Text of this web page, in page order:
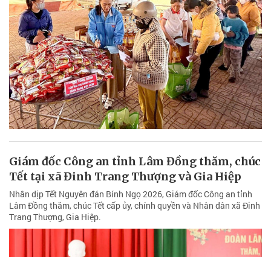
Giám đốc Công an tỉnh Lâm Đồng thăm, chúc
Tết tại xã Đinh Trang Thượng và Gia Hiệp
Nhân dịp Tết Nguyên đán Bính Ngọ 2026, Giám đốc Công an tỉnh
Lâm Đồng thăm, chúc Tết cấp ủy, chính quyền và Nhân dân xã Đinh
Trang Thượng, Gia Hiệp.